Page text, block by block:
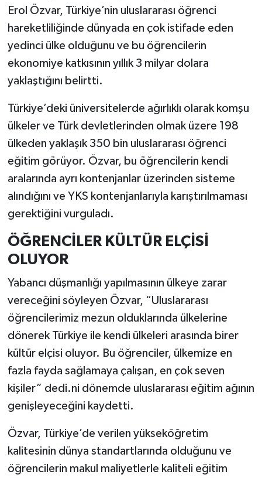
Erol Özvar, Türkiye’nin uluslararası öğrenci
hareketliliğinde dünyada en çok istifade eden
yedinci ülke olduğunu ve bu öğrencilerin
ekonomiye katkısının yıllık 3 milyar dolara
yaklaştığını belirtti.
Türkiye’deki üniversitelerde ağırlıklı olarak komşu
ülkeler ve Türk devletlerinden olmak üzere 198
ülkeden yaklaşık 350 bin uluslararası öğrenci
eğitim görüyor. Özvar, bu öğrencilerin kendi
aralarında ayrı kontenjanlar üzerinden sisteme
alındığını ve YKS kontenjanlarıyla karıştırılmaması
gerektiğini vurguladı.
ÖĞRENCİLER KÜLTÜR ELÇİSİ
OLUYOR
Yabancı düşmanlığı yapılmasının ülkeye zarar
vereceğini söyleyen Özvar, “Uluslararası
öğrencilerimiz mezun olduklarında ülkelerine
dönerek Türkiye ile kendi ülkeleri arasında birer
kültür elçisi oluyor. Bu öğrenciler, ülkemize en
fazla fayda sağlamaya çalışan, en çok seven
kişiler” dedi.ni dönemde uluslararası eğitim ağının
genişleyeceğini kaydetti.
Özvar, Türkiye’de verilen yükseköğretim
kalitesinin dünya standartlarında olduğunu ve
öğrencilerin makul maliyetlerle kaliteli eğitim